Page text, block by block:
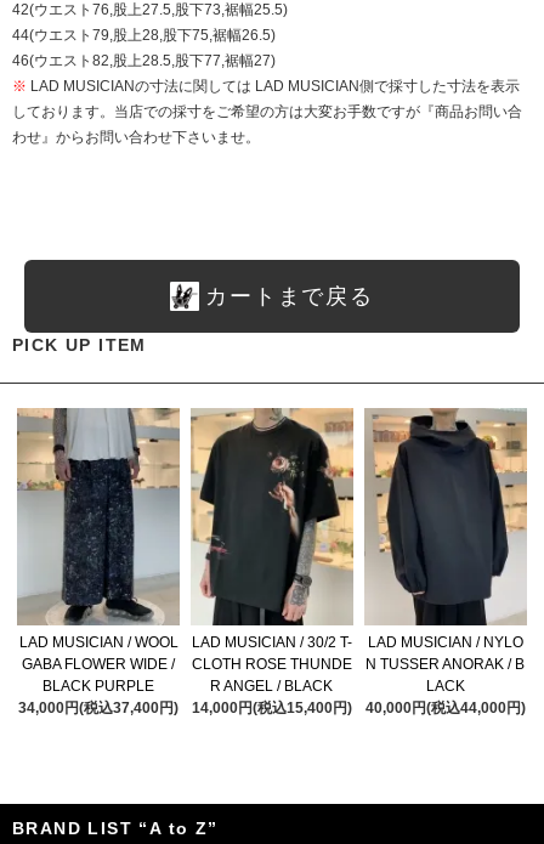
42(ウエスト76,股上27.5,股下73,裾幅25.5)
44(ウエスト79,股上28,股下75,裾幅26.5)
46(ウエスト82,股上28.5,股下77,裾幅27)
※ LAD MUSICIANの寸法に関しては LAD MUSICIAN側で採寸した寸法を表示
しております。当店での採寸をご希望の方は大変お手数ですが『商品お問い合
わせ』からお問い合わせ下さいませ。
カートまで戻る
PICK UP ITEM
LAD MUSICIAN / WOOL
GABA FLOWER WIDE /
BLACK PURPLE
34,000円(税込37,400円)
LAD MUSICIAN / 30/2 T-
CLOTH ROSE THUNDE
R ANGEL / BLACK
14,000円(税込15,400円)
LAD MUSICIAN / NYLO
N TUSSER ANORAK / B
LACK
40,000円(税込44,000円)
BRAND LIST “A to Z”